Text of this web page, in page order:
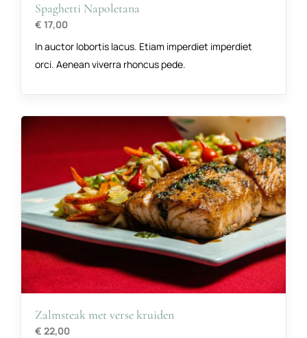
Spaghetti Napoletana
€ 17,00
In auctor lobortis lacus. Etiam imperdiet imperdiet
orci. Aenean viverra rhoncus pede.
Zalmsteak met verse kruiden
€ 22,00